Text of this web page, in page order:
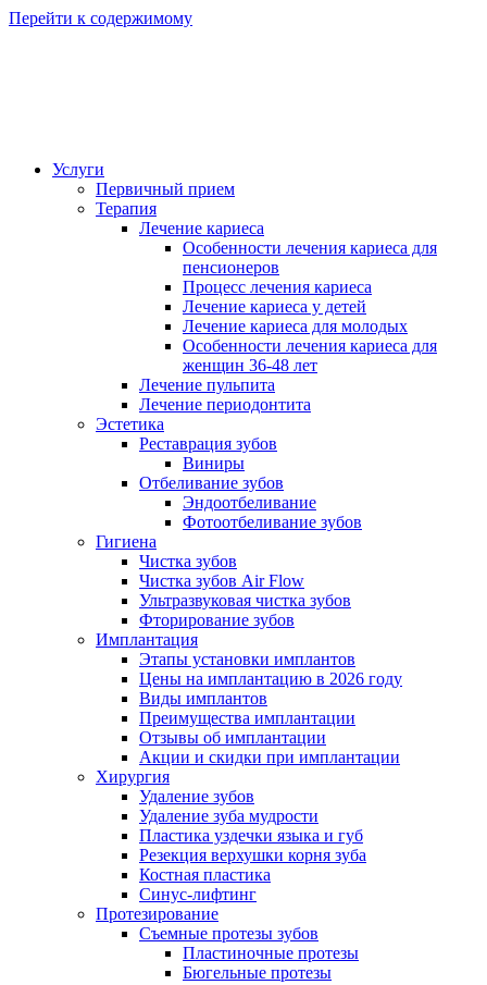
Перейти к содержимому
Услуги
Первичный прием
Терапия
Лечение кариеса
Особенности лечения кариеса для
пенсионеров
Процесс лечения кариеса
Лечение кариеса у детей
Лечение кариеса для молодых
Особенности лечения кариеса для
женщин 36-48 лет
Лечение пульпита
Лечение периодонтита
Эстетика
Реставрация зубов
Виниры
Отбеливание зубов
Эндоотбеливание
Фотоотбеливание зубов
Гигиена
Чистка зубов
Чистка зубов Air Flow
Ультразвуковая чистка зубов
Фторирование зубов
Имплантация
Этапы установки имплантов
Цены на имплантацию в 2026 году
Виды имплантов
Преимущества имплантации
Отзывы об имплантации
Акции и скидки при имплантации
Хирургия
Удаление зубов
Удаление зуба мудрости
Пластика уздечки языка и губ
Резекция верхушки корня зуба
Костная пластика
Синус-лифтинг
Протезирование
Съемные протезы зубов
Пластиночные протезы
Бюгельные протезы